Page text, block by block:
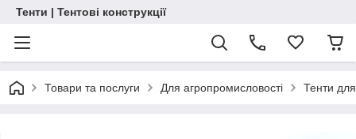
Тенти | Тентові конструкції
Товари та послуги Для агропромисловості Тенти